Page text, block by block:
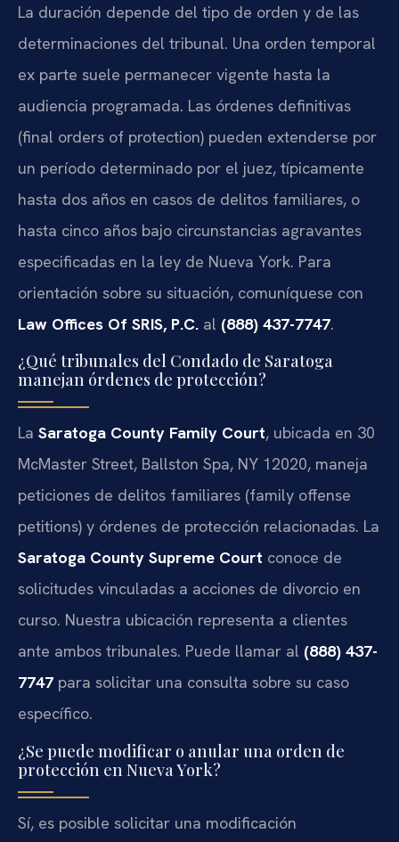
La duración depende del tipo de orden y de las
determinaciones del tribunal. Una orden temporal
ex parte suele permanecer vigente hasta la
audiencia programada. Las órdenes definitivas
(final orders of protection) pueden extenderse por
un período determinado por el juez, típicamente
hasta dos años en casos de delitos familiares, o
hasta cinco años bajo circunstancias agravantes
especificadas en la ley de Nueva York. Para
orientación sobre su situación, comuníquese con
Law Offices Of SRIS, P.C. al (888) 437-7747.
¿Qué tribunales del Condado de Saratoga
manejan órdenes de protección?
La Saratoga County Family Court, ubicada en 30
McMaster Street, Ballston Spa, NY 12020, maneja
peticiones de delitos familiares (family offense
petitions) y órdenes de protección relacionadas. La
Saratoga County Supreme Court conoce de
solicitudes vinculadas a acciones de divorcio en
curso. Nuestra ubicación representa a clientes
ante ambos tribunales. Puede llamar al (888) 437-
7747 para solicitar una consulta sobre su caso
específico.
¿Se puede modificar o anular una orden de
protección en Nueva York?
Sí, es posible solicitar una modificación